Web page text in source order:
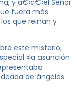
fuera más
que reinan y
este misterio,
«la asunción
de ángeles